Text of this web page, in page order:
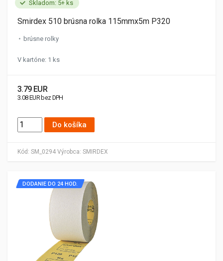
Skladom: 5+ ks
Kód: SM_0294 Výrobca: SMIRDEX
Smirdex 510 brúsna rolka 115mmx5m P320
brúsne rolky
V kartóne: 1 ks
3.79 EUR
3.08 EUR bez DPH
Do košíka
DODANIE DO 24 HOD.